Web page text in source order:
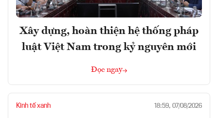
Xây dựng, hoàn thiện hệ thống pháp
luật Việt Nam trong kỷ nguyên mới
Đọc ngay
Kinh tế xanh 18:59, 07/08/2026